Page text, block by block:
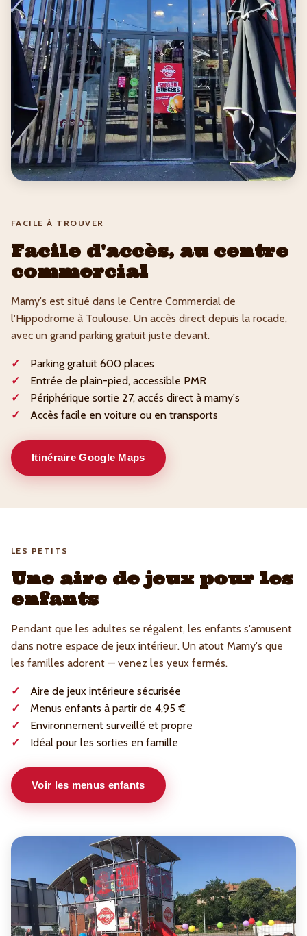
FACILE À TROUVER
Facile d'accès, au centre
commercial
Mamy's est situé dans le Centre Commercial de
l'Hippodrome à Toulouse. Un accès direct depuis la rocade,
avec un grand parking gratuit juste devant.
Parking gratuit 600 places
Entrée de plain-pied, accessible PMR
Périphérique sortie 27, accés direct à mamy's
Accès facile en voiture ou en transports
Itinéraire Google Maps
LES PETITS
Une aire de jeux pour les
enfants
Pendant que les adultes se régalent, les enfants s'amusent
dans notre espace de jeux intérieur. Un atout Mamy's que
les familles adorent — venez les yeux fermés.
Aire de jeux intérieure sécurisée
Menus enfants à partir de 4,95 €
Environnement surveillé et propre
Idéal pour les sorties en famille
Voir les menus enfants